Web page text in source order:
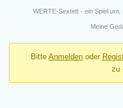
bist
WERTE-Sextett - ein Spiel
Meine
Bitte Anmelden oder
zu